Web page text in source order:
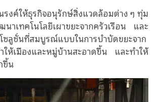
งค์ให้ธุรกิจอนุรักษ์สิ่งแวดล้อมต่าง ๆ ทุ่ม
าเทคโนโลยีเผาขยะจากครัวเรือน และ
โซลูชั่นที่สมบูรณ์แบบในการบําบัดขยะจาก
ให้เมืองและหมู่บ้านสะอาดขึ้น และทําให้
ขึ้น